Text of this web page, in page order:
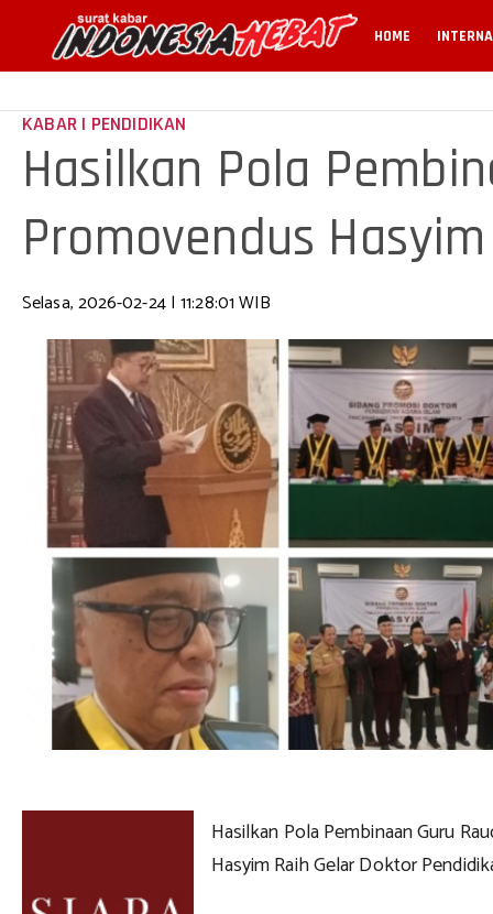
HOME
KABAR | PENDIDIKAN
Hasilkan Pola
Promovendus
Selasa, 2026-02-24 | 11:28:01 WIB
Hasilkan Pola Pembinaan Guru
Hasyim Raih Gelar Doktor